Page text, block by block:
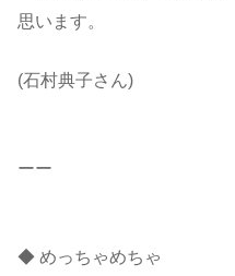
思います。
(石村典子さん)
ーー
◆ めっちゃめちゃ